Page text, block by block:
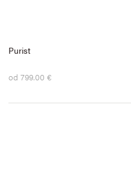
Purist
od 799.00 €